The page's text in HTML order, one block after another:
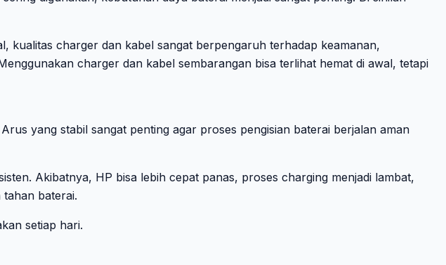
kualitas charger dan kabel sangat berpengaruh terhadap keamanan,
charger dan kabel sembarangan bisa terlihat hemat di awal, tetapi
yang stabil sangat penting agar proses pengisian baterai berjalan aman
Akibatnya, HP bisa lebih cepat panas, proses charging menjadi lambat,
tahan baterai.
setiap hari.